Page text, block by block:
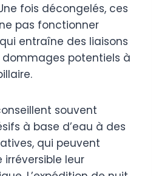
fois décongelés, ces
pas fonctionner
entraîne des liaisons
potentiels à
souvent
à base d’eau à des
qui peuvent
leur